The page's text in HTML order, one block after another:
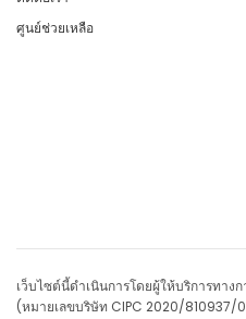
ศูนย์ช่วยเหลือ
เว็บไซต์นี้ดำเนินการโดยผู้ให้บริการทาง
(หมายเลขบริษัท CIPC 2020/810937/